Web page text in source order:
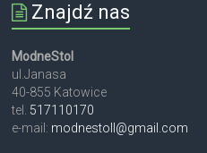
Znajdź nas
ModneStol
ul.Janasa
40-855 Katowice
tel. 517110170
e-mail: modnestoll@gmail.com